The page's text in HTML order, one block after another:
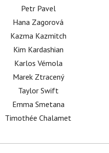
Petr Pavel
Hana Zagorová
Kazma Kazmitch
Kim Kardashian
Karlos Vémola
Marek Ztracený
Taylor Swift
Emma Smetana
Timothée Chalamet